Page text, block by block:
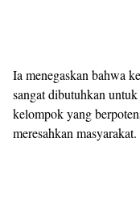
Ia menegaskan bahwa
sangat dibutuhkan
kelompok yang
meresahkan masyarakat.